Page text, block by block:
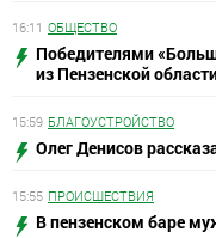
16:11 ОБЩЕСТВО
Победителями
из Пензенской
15:59 БЛАГОУСТРОЙСТВО
Олег Денисов
15:55 ПРОИСШЕСТВИЯ
В пензенском баре